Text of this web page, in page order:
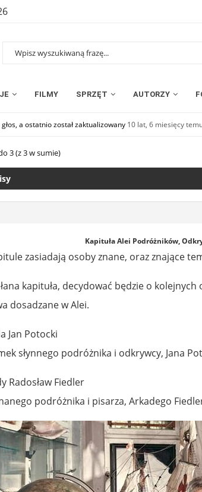
FILMY SPRZĘT AUTORZY
a ostatnio został zaktualizowany 10 lat, 6 miesięcy
3 (z 3 w sumie)
Kapituła Alei Podróżników,
zasiadają osoby znane, oraz znające
kapituła, decydować będzie o
dosadzane w Alei.
Jan Potocki
słynnego podróżnika i odkrywcy, Jana
Radosław Fiedler
podróżnika i pisarza, Arkadego